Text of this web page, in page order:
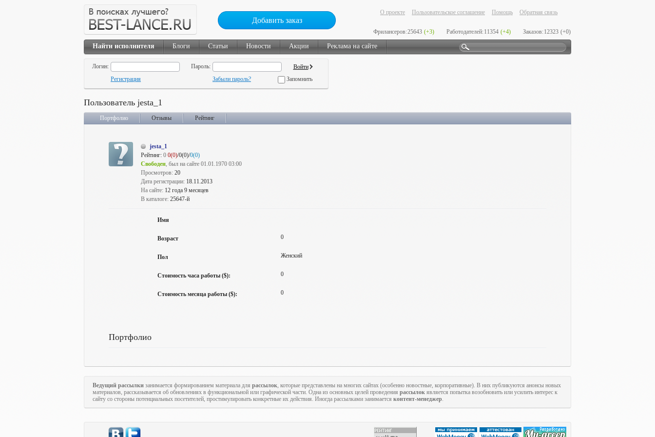
Добавить заказ
О проекте Пользовательское соглашение Помощь Обратная связь
Фрилансеров:25643 (+3) Работодателей:11354 (+4) Заказов:12323 (+0)
Найти исполнителя Блоги Статьи Новости Акции Реклама на сайте
Логин:
Пароль:
Регистрация
Забыли пароль? Запомнить
Пользователь jesta_1
Портфолио Отзывы Рейтинг
jesta_1
Рейтинг: 0 0(0)/0(0)/0(0)
Свободен, был на сайте 01.01.1970 03:00
Просмотров: 20
Дата регистрации: 18.11.2013
На сайте: 12 года 9 месяцев
В каталоге: 25647-й
Имя
Возраст 0
Пол Женский
Стоимость часа работы ($): 0
Стоимость месяца работы ($): 0
Портфолио
Ведущий рассылки занимается формированием материала для рассылок, которые представлены на многих сайтах (особенно новостные, корпоративные). В них публикуются анонсы новых
материалов, рассказывается об обновлениях в функциональной или графической части. Одна из основных целей проведения рассылок является попытка возобновить или усилить интерес к
сайту со стороны потенциальных посетителей, простимулировать конкретные их действия. Иногда рассылками занимается контент-менеджер.